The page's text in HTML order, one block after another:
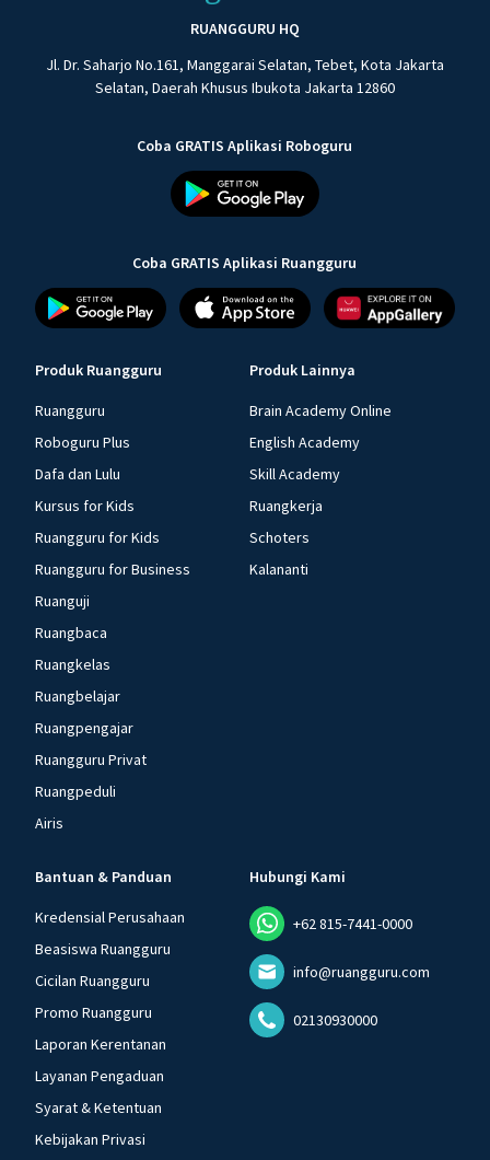
RUANGGURU HQ
Jl. Dr. Saharjo No.161, Manggarai Selatan, Tebet, Kota Jakarta
Selatan, Daerah Khusus Ibukota Jakarta 12860
Coba GRATIS Aplikasi Roboguru
Coba GRATIS Aplikasi Ruangguru
Produk Ruangguru
Ruangguru
Roboguru Plus
Dafa dan Lulu
Kursus for Kids
Ruangguru for Kids
Ruangguru for Business
Ruanguji
Ruangbaca
Ruangkelas
Ruangbelajar
Ruangpengajar
Ruangguru Privat
Ruangpeduli
Airis
Produk Lainnya
Brain Academy Online
English Academy
Skill Academy
Ruangkerja
Schoters
Kalananti
Bantuan & Panduan
Kredensial Perusahaan
Beasiswa Ruangguru
Cicilan Ruangguru
Promo Ruangguru
Laporan Kerentanan
Layanan Pengaduan
Syarat & Ketentuan
Kebijakan Privasi
Hubungi Kami
+62 815-7441-0000
info@ruangguru.com
02130930000